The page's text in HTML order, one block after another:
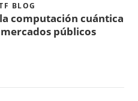
BLOG
computación cuántica
públicos